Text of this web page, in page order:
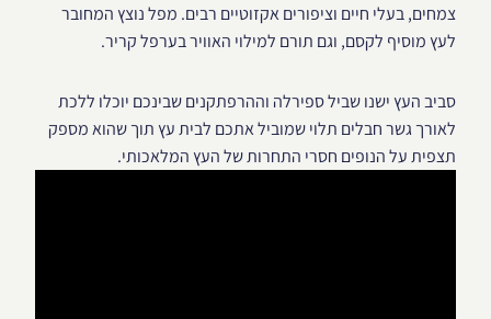
צמחים, בעלי חיים וציפורים אקזוטיים רבים. מפל נוצץ המחובר
לעץ מוסיף לקסם, וגם תורם למילוי האוויר בערפל קריר.
סביב העץ ישנו שביל ספירלה וההרפתקנים שבינכם יוכלו ללכת
לאורך גשר חבלים תלוי שמוביל אתכם לבית עץ תוך שהוא מספק
תצפית על הנופים חסרי התחרות של העץ המלאכותי.